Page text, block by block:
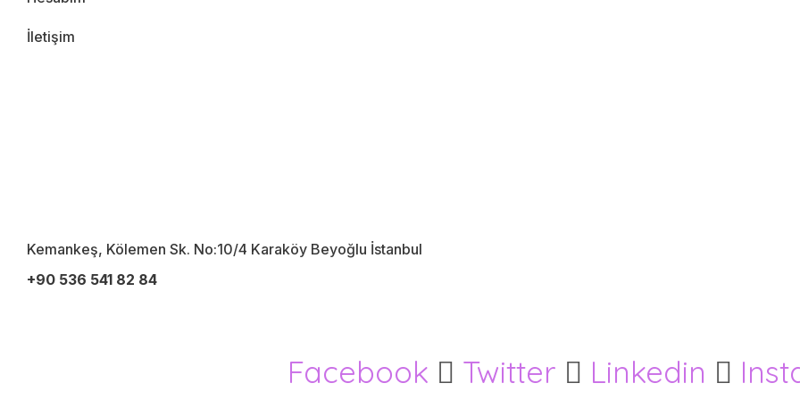
İletişim
Kemankeş, Kölemen Sk. No:10/4 Karaköy Beyoğlu İstanbul
+90 536 541 82 84
Facebook Twitter Linkedin